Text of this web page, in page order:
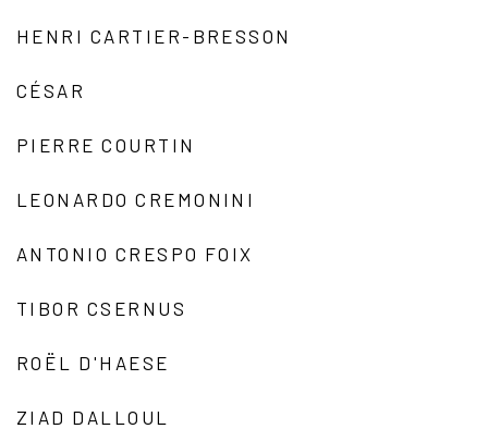
HENRI CARTIER-BRESSON
CÉSAR
PIERRE COURTIN
LEONARDO CREMONINI
ANTONIO CRESPO FOIX
TIBOR CSERNUS
ROËL D'HAESE
ZIAD DALLOUL